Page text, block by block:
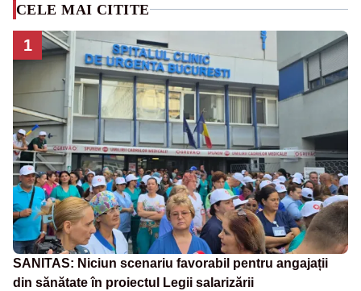
CELE MAI CITITE
1
SANITAS: Niciun scenariu favorabil pentru angajații
din sănătate în proiectul Legii salarizării